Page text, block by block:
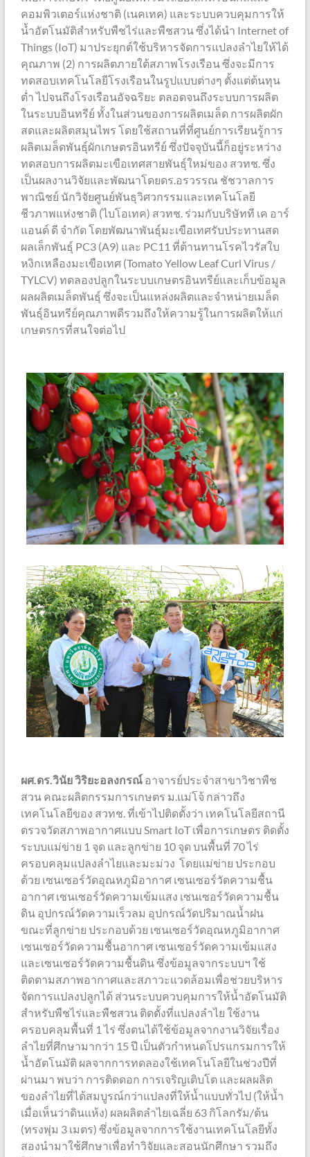
คอมพิวเตอร์แห่งชาติ (เนคเทค) และระบบควบคุมการให้
น้ำอัตโนมัติสำหรับพืชไร่และพืชสวน ซึ่งได้นำ Internet of
Things (IoT) มาประยุกต์ใช้บริหารจัดการแปลงลำไยให้ได้
คุณภาพ (2) การผลิตภายใต้สภาพโรงเรือน ซึ่งจะมีการ
ทดสอบเทคโนโลยีโรงเรือนในรูปแบบต่างๆ ตั้งแต่ต้นทุน
ต่ำ ไปจนถึงโรงเรือนอัจฉริยะ ตลอดจนถึงระบบการผลิต
ในระบบอินทรีย์ ทั้งในส่วนของการผลิตเมล็ด การผลิตผัก
สดและผลิตสมุนไพร โดยใช้สถานที่ที่ศูนย์การเรียนรู้การ
ผลิตเมล็ดพันธุ์ผักเกษตรอินทรีย์ ซึ่งปัจจุบันนี้ก็อยู่ระหว่าง
ทดสอบการผลิตมะเขือเทศสายพันธุ์ใหม่ของ สวทช. ซึ่ง
เป็นผลงานวิจัยและพัฒนาโดยดร.อรวรรณ ชัชวาลการ
พาณิชย์ นักวิจัยศูนย์พันธุวิศวกรรมและเทคโนโลยี
ชีวภาพแห่งชาติ (ไบโอเทค) สวทช. ร่วมกับบริษัทที เค อาร์
แอนด์ ดี จำกัด โดยพัฒนาพันธุ์มะเขือเทศรับประทานสด
ผลเล็กพันธุ์ PC3 (A9) และ PC11 ที่ต้านทานโรคไวรัสใบ
หงิกเหลืองมะเขือเทศ (Tomato Yellow Leaf Curl Virus /
TYLCV) ทดลองปลูกในระบบเกษตรอินทรีย์และเก็บข้อมูล
ผลผลิตเมล็ดพันธุ์ ซึ่งจะเป็นแหล่งผลิตและจำหน่ายเมล็ด
พันธุ์อินทรีย์คุณภาพดีรวมถึงให้ความรู้ในการผลิตให้แก่
เกษตรกรที่สนใจต่อไป
ผศ.ดร.วินัย วิริยะอลงกรณ์อาจารย์ประจำสาขาวิชาพืช
สวน คณะผลิตกรรมการเกษตร ม.แม่โจ้ กล่าวถึง
เทคโนโลยีของ สวทช. ที่เข้าไปติดตั้งว่า เทคโนโลยีสถานี
ตรวจวัดสภาพอากาศแบบ Smart IoT เพื่อการเกษตร ติดตั้ง
ระบบแม่ข่าย 1 จุด และลูกข่าย 10 จุด บนพื้นที่ 70 ไร่
ครอบคลุมแปลงลำไยและมะม่วง โดยแม่ข่าย ประกอบ
ด้วย เซนเซอร์วัดอุณหภูมิอากาศ เซนเซอร์วัดความชื้น
อากาศ เซนเซอร์วัดความเข้มแสง เซนเซอร์วัดความชื้น
ดิน อุปกรณ์วัดความเร็วลม อุปกรณ์วัดปริมาณน้ำฝน
ขณะที่ลูกข่าย ประกอบด้วย เซนเซอร์วัดอุณหภูมิอากาศ
เซนเซอร์วัดความชื้นอากาศ เซนเซอร์วัดความเข้มแสง
และเซนเซอร์วัดความชื้นดิน ซึ่งข้อมูลจากระบบฯ ใช้
ติดตามสภาพอากาศและสภาวะแวดล้อมเพื่อช่วยบริหาร
จัดการแปลงปลูกได้ ส่วนระบบควบคุมการให้น้ำอัตโนมัติ
สำหรับพืชไร่และพืชสวน ติดตั้งที่แปลงลำไย ใช้งาน
ครอบคลุมพื้นที่ 1 ไร่ ซึ่งตนได้ใช้ข้อมูลจากงานวิจัยเรื่อง
ลำไยที่ศึกษามากว่า 15 ปี เป็นตัวกำหนดโปรแกรมการให้
น้ำอัตโนมัติ ผลจากการทดลองใช้เทคโนโลยีในช่วงปีที่
ผ่านมา พบว่า การติดดอก การเจริญเติบโต และผลผลิต
ของลำไยที่ได้สมบูรณ์กว่าแปลงที่ให้น้ำแบบทั่วไป (ให้น้ำ
เมื่อเห็นว่าดินแห้ง) ผลผลิตลำไยเฉลี่ย 63 กิโลกรัม/ต้น
(ทรงพุ่ม 3 เมตร) ซึ่งข้อมูลจากการใช้งานเทคโนโลยีทั้ง
สองนำมาใช้ศึกษาเพื่อทำวิจัยและสอนนักศึกษา รวมถึง